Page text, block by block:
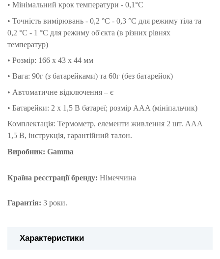
• Мінімальний крок температури - 0,1°C
• Точність вимірювань - 0,2 °C - 0,3 °C для режиму тіла та
0,2 °C - 1 °C для режиму об'єкта (в різних рівнях
температур)
• Розмір: 166 x 43 x 44 мм
• Вага: 90г (з батарейками) та 60г (без батарейок)
• Автоматичне відключення – є
• Батарейки: 2 x 1,5 В батареї; розмір AAA (мініпальчик)
Комплектація: Термометр, елементи живлення 2 шт. ААА
1,5 В, інструкція, гарантійний талон.
Виробник: Gamma
Країна реєстрації бренду: Німеччина
Гарантія: 3 роки.
Характеристики